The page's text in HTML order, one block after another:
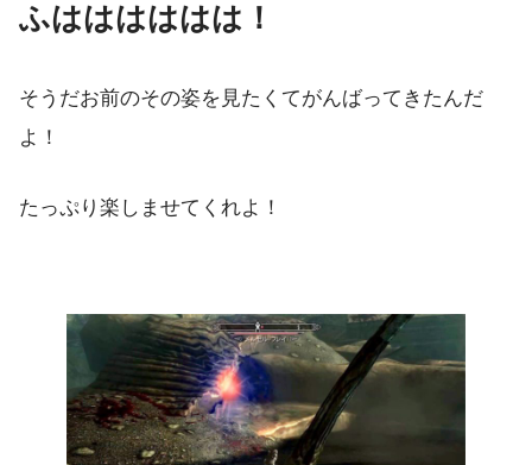
ふはははははは！
そうだお前のその姿を見たくてがんばってきたんだ
よ！
たっぷり楽しませてくれよ！